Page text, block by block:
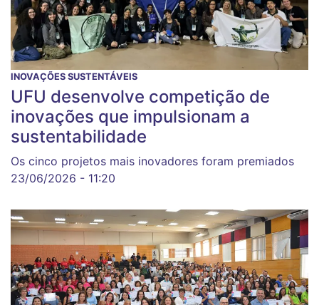
INOVAÇÕES SUSTENTÁVEIS
UFU desenvolve competição de
inovações que impulsionam a
sustentabilidade
Os cinco projetos mais inovadores foram premiados
23/06/2026 - 11:20